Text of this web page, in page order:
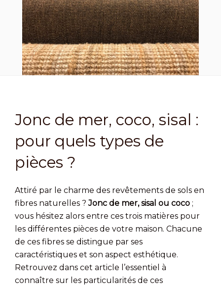
Jonc de mer, coco, sisal :
pour quels types de
pièces ?
Attiré par le charme des revêtements de sols en
fibres naturelles ?Jonc de mer, sisal ou coco ;
vous hésitez alors entre ces trois matières pour
les différentes pièces de votre maison. Chacune
de ces fibres se distingue par ses
caractéristiques et son aspect esthétique.
Retrouvez dans cet article l’essentiel à
connaître sur les particularités de ces